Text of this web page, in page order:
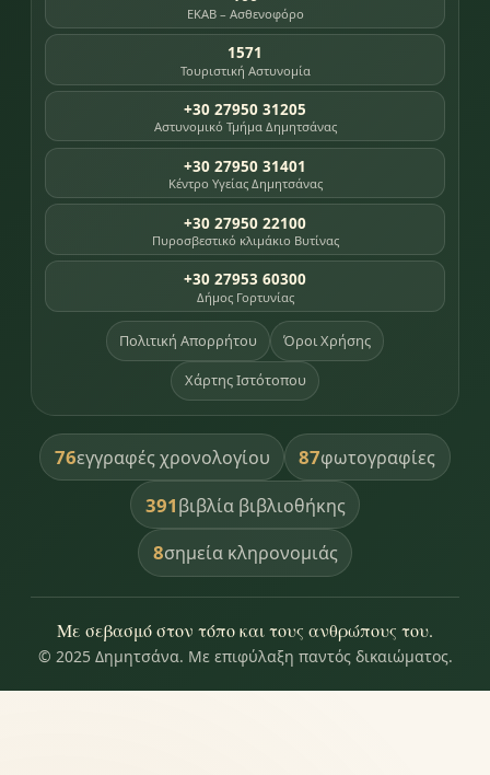
ΕΚΑΒ – Ασθενοφόρο
1571
Τουριστική Αστυνομία
+30 27950 31205
Αστυνομικό Τμήμα Δημητσάνας
+30 27950 31401
Κέντρο Υγείας Δημητσάνας
+30 27950 22100
Πυροσβεστικό κλιμάκιο Βυτίνας
+30 27953 60300
Δήμος Γορτυνίας
Πολιτική Απορρήτου Όροι Χρήσης
Χάρτης Ιστότοπου
76εγγραφές χρονολογίου 87φωτογραφίες
391βιβλία βιβλιοθήκης
8σημεία κληρονομιάς
Με σεβασμό στον τόπο και τους ανθρώπους του.
© 2025 Δημητσάνα. Με επιφύλαξη παντός δικαιώματος.